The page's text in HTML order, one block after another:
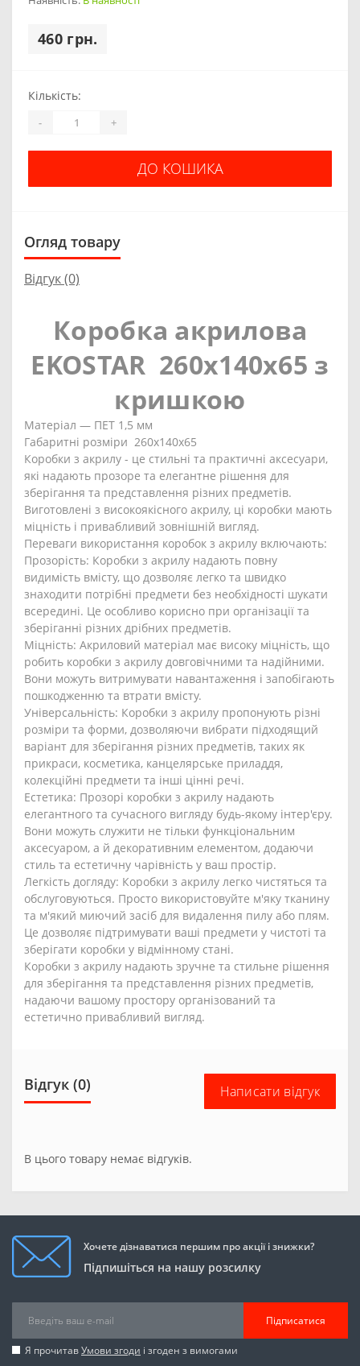
460 грн.
Кількість:
- +
ДО КОШИКА
Огляд товару
Відгук (0)
Коробка акрилова
EKOSTAR 260х140х65 з
кришкою
Матеріал — ПЕТ 1,5 мм
Габаритні розміри 260х140х65
Коробки з акрилу - це стильні та практичні аксесуари,
які надають прозоре та елегантне рішення для
зберігання та представлення різних предметів.
Виготовлені з високоякісного акрилу, ці коробки мають
міцність і привабливий зовнішній вигляд.
Переваги використання коробок з акрилу включають:
Прозорість: Коробки з акрилу надають повну
видимість вмісту, що дозволяє легко та швидко
знаходити потрібні предмети без необхідності шукати
всередині. Це особливо корисно при організації та
зберіганні різних дрібних предметів.
Міцність: Акриловий матеріал має високу міцність, що
робить коробки з акрилу довговічними та надійними.
Вони можуть витримувати навантаження і запобігають
пошкодженню та втрати вмісту.
Універсальність: Коробки з акрилу пропонують різні
розміри та форми, дозволяючи вибрати підходящий
варіант для зберігання різних предметів, таких як
прикраси, косметика, канцелярське приладдя,
колекційні предмети та інші цінні речі.
Естетика: Прозорі коробки з акрилу надають
елегантного та сучасного вигляду будь-якому інтер'єру.
Вони можуть служити не тільки функціональним
аксесуаром, а й декоративним елементом, додаючи
стиль та естетичну чарівність у ваш простір.
Легкість догляду: Коробки з акрилу легко чистяться та
обслуговуються. Просто використовуйте м'яку тканину
та м'який миючий засіб для видалення пилу або плям.
Це дозволяє підтримувати ваші предмети у чистоті та
зберігати коробки у відмінному стані.
Коробки з акрилу надають зручне та стильне рішення
для зберігання та представлення різних предметів,
надаючи вашому простору організований та
естетично привабливий вигляд.
Відгук (0) Написати відгук
В цього товару немає відгуків.
Хочете дізнаватися першим про акції і знижки?
Підпишіться на нашу розсилку
Підписатися
Я прочитавУмови згоди і згоден з вимогами